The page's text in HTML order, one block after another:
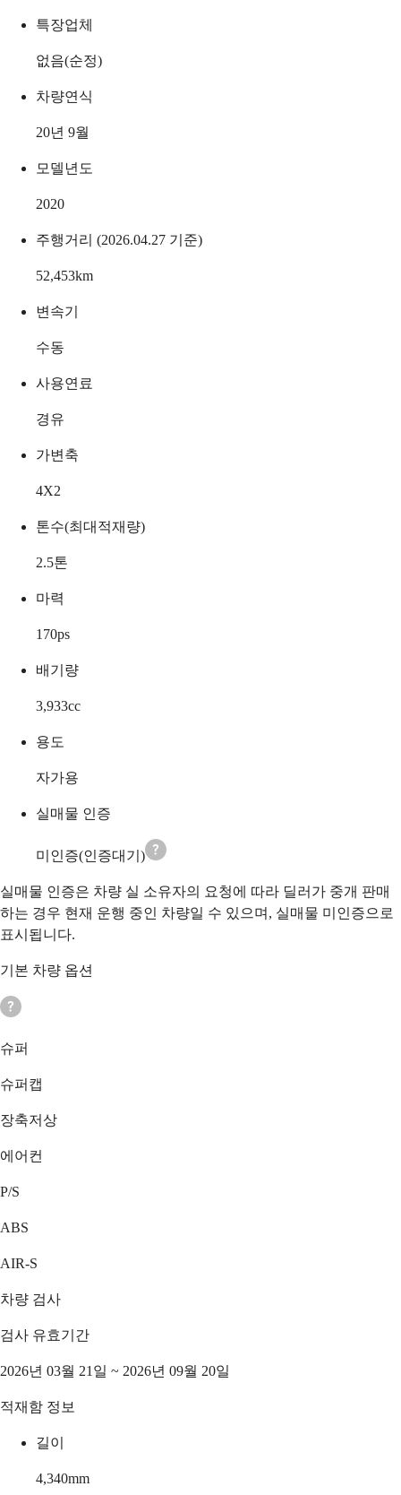
특장업체
없음(순정)
차량연식
20년 9월
모델년도
2020
주행거리 (2026.04.27 기준)
52,453km
변속기
수동
사용연료
경유
가변축
4X2
톤수(최대적재량)
2.5톤
마력
170ps
배기량
3,933cc
용도
자가용
실매물 인증
미인증(인증대기)
실매물 인증은 차량 실 소유자의 요청에 따라 딜러가 중개 판매
하는 경우 현재 운행 중인 차량일 수 있으며, 실매물 미인증으로
표시됩니다.
기본 차량 옵션
슈퍼
슈퍼캡
장축저상
에어컨
P/S
ABS
AIR-S
차량 검사
검사 유효기간
2026년 03월 21일 ~ 2026년 09월 20일
적재함 정보
길이
4,340mm